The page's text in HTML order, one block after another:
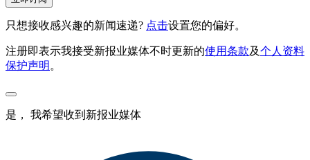
只想接收感兴趣的新闻速递? 点击设置您的偏好。
注册即表示我接受新报业媒体不时更新的使用条款及个人资料
保护声明 。
是， 我希望收到新报业媒体